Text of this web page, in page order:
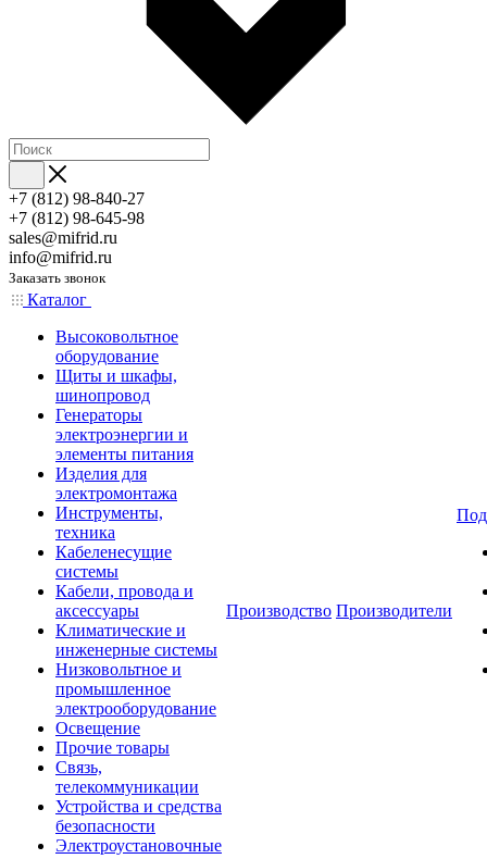
+7 (812) 98-840-27
+7 (812) 98-645-98
sales@mifrid.ru
info@mifrid.ru
Заказать звонок
Каталог
Высоковольтное
оборудование
Щиты и шкафы,
шинопровод
Генераторы
электроэнергии и
элементы питания
Изделия для
электромонтажа
Инструменты,
техника
Кабеленесущие
системы
Кабели, провода и
аксессуары
Климатические и
инженерные системы
Низковольтное и
промышленное
электрооборудование
Освещение
Прочие товары
Связь,
телекоммуникации
Устройства и средства
безопасности
Электроустановочные
Производство Производители